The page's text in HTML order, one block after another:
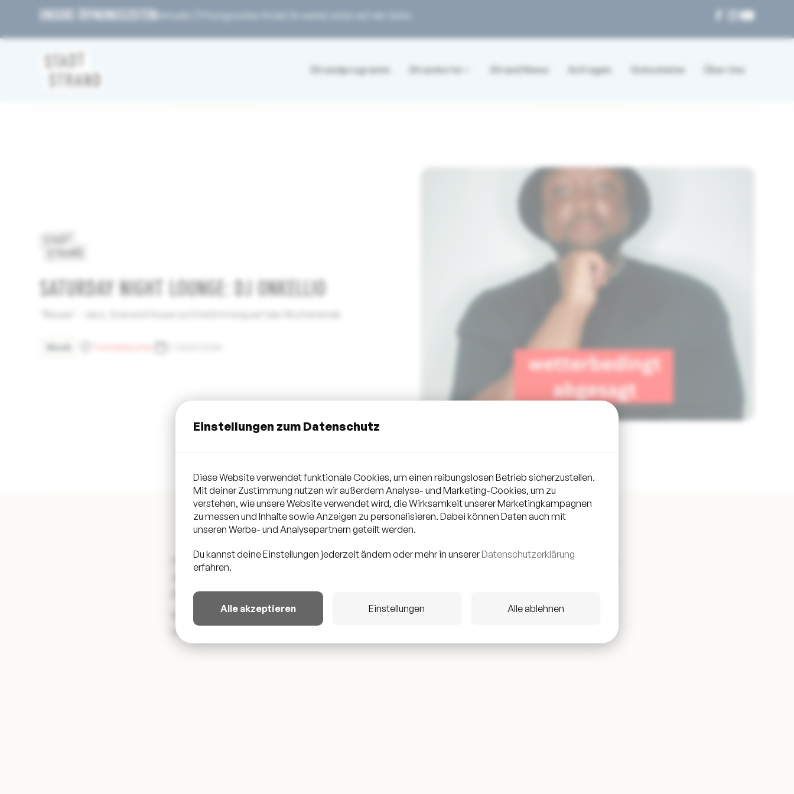
UNSERE ÖFFNUNGSZEITEN
Strandprogramm Strandorte Strand News Anfragen Gutscheine Über Uns
SATURDAY NIGHT LOUNGE: DJ ONKELLIO
Musik
Onkel Lio ist ein 26-jähriger Künstler aus dem Kongo, der in Ratingen lebt und eine innovative Mischung aus
Zuhörer auf eine Reise mitnehmen und sie in positiven Erinnerungen schwelgen lassen.
Seine Musik erzeugt ein Gefühl von Sonne, die auf die Haut kitzelt und den Augenblick genießen lässt.
Onkellios Musik ist somit die perfekte Musik, um das Hier und Jetzt zu genießen.
Einstellungen zum Datenschutz
Diese Website verwendet funktionale Cookies, um einen reibungslosen Betrieb sicherzustellen.
Mit deiner Zustimmung nutzen wir außerdem Analyse- und Marketing-Cookies, um zu
verstehen, wie unsere Website verwendet wird, die Wirksamkeit unserer Marketingkampagnen
zu messen und Inhalte sowie Anzeigen zu personalisieren. Dabei können Daten auch mit
unseren Werbe- und Analysepartnern geteilt werden.
Du kannst deine Einstellungen jederzeit ändern oder mehr in unsererDatenschutzerklärung
erfahren.
Alle akzeptieren Einstellungen Alle ablehnen